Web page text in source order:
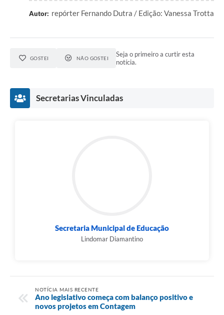
Autor: repórter Fernando Dutra / Edição: Vanessa Trotta
GOSTEI NÃO GOSTEI
Seja o primeiro a curtir esta
notícia.
Secretarias Vinculadas
Secretaria Municipal de Educação
Lindomar Diamantino
NOTÍCIA MAIS RECENTE
Ano legislativo começa com balanço positivo e
novos projetos em Contagem